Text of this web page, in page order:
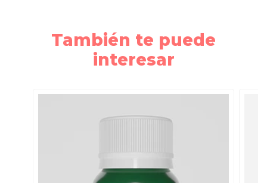
También te puede
interesar